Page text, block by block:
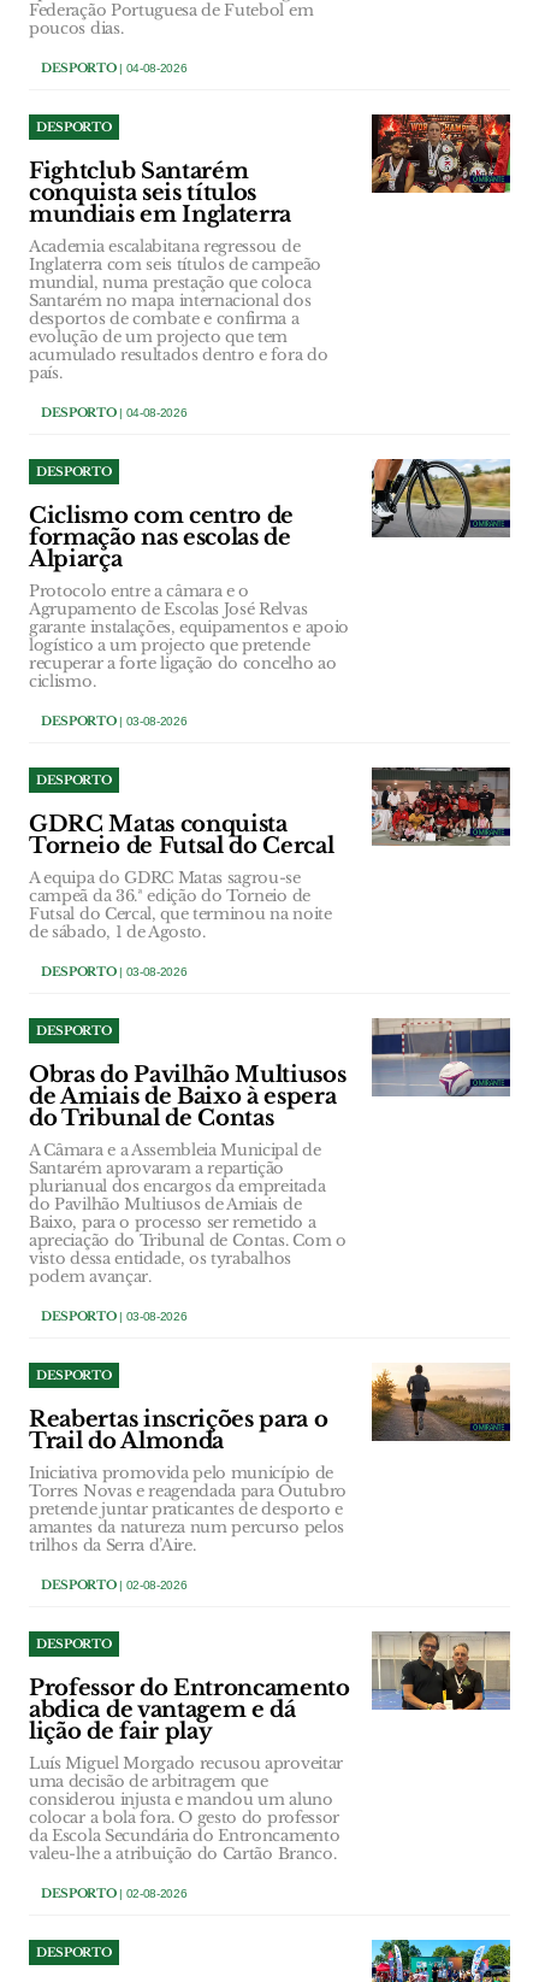
Federação Portuguesa de Futebol em
poucos dias.
DESPORTO| 04-08-2026
DESPORTO
Fightclub Santarém
conquista seis títulos
mundiais em Inglaterra
Academia escalabitana regressou de
Inglaterra com seis títulos de campeão
mundial, numa prestação que coloca
Santarém no mapa internacional dos
desportos de combate e confirma a
evolução de um projecto que tem
acumulado resultados dentro e fora do
país.
DESPORTO| 04-08-2026
DESPORTO
Ciclismo com centro de
formação nas escolas de
Alpiarça
Protocolo entre a câmara e o
Agrupamento de Escolas José Relvas
garante instalações, equipamentos e apoio
logístico a um projecto que pretende
recuperar a forte ligação do concelho ao
ciclismo.
DESPORTO| 03-08-2026
DESPORTO
GDRC Matas conquista
Torneio de Futsal do Cercal
A equipa do GDRC Matas sagrou-se
campeã da 36.ª edição do Torneio de
Futsal do Cercal, que terminou na noite
de sábado, 1 de Agosto.
DESPORTO| 03-08-2026
DESPORTO
Obras do Pavilhão Multiusos
de Amiais de Baixo à espera
do Tribunal de Contas
A Câmara e a Assembleia Municipal de
Santarém aprovaram a repartição
plurianual dos encargos da empreitada
do Pavilhão Multiusos de Amiais de
Baixo, para o processo ser remetido a
apreciação do Tribunal de Contas. Com o
visto dessa entidade, os tyrabalhos
podem avançar.
DESPORTO| 03-08-2026
DESPORTO
Reabertas inscrições para o
Trail do Almonda
Iniciativa promovida pelo município de
Torres Novas e reagendada para Outubro
pretende juntar praticantes de desporto e
amantes da natureza num percurso pelos
trilhos da Serra d’Aire.
DESPORTO| 02-08-2026
DESPORTO
Professor do Entroncamento
abdica de vantagem e dá
lição de fair play
Luís Miguel Morgado recusou aproveitar
uma decisão de arbitragem que
considerou injusta e mandou um aluno
colocar a bola fora. O gesto do professor
da Escola Secundária do Entroncamento
valeu-lhe a atribuição do Cartão Branco.
DESPORTO| 02-08-2026
DESPORTO